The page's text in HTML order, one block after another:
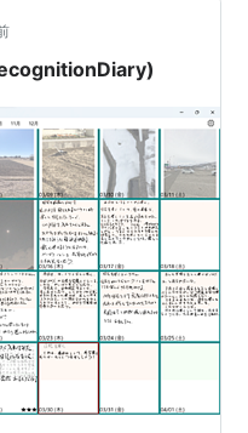
ない・・・と呼びま
て年賀状の話に戻りま